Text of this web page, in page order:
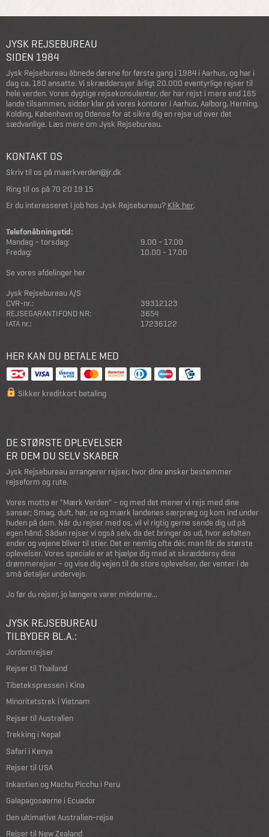
JYSK REJSEBUREAU
SIDEN 1984
Jysk Rejsebureau åbnede dørene for første gang i 1984 i Aarhus, og har i
dag ca. 180 ansatte. Vi skræddersyer årligt 20.000 eventyrlige rejser til
hele verden. Vores dygtige rejsekonsulenter, der har rejst i mere end 165
lande tilsammen, sidder klar på vores kontorer i Aarhus, Aalborg, Herning,
Kolding, København og Odense for at sikre dig en rejse ud over det
sædvanlige. Læs mere om Jysk Rejsebureau.
KONTAKT OS
Skriv til os på maerkverden@jr.dk
Ring til os på 70 20 19 15
Er du interesseret i job hos Jysk Rejsebureau? Klik her.
Telefonåbningstid:
Mandag – torsdag:
9.00 - 17.00
Fredag:
10.00 - 17.00
Se vores afdelinger her
Jysk Rejsebureau A/S
CVR-nr.:
39312123
REJSEGARANTIFOND NR:
3654
IATA nr.:
17236122
HER KAN DU BETALE MED
Sikker kreditkort betaling
DE STØRSTE OPLEVELSER
ER DEM DU SELV SKABER
Jysk Rejsebureau arrangerer rejser, hvor dine ønsker bestemmer
rejseform og rute.
Vores motto er "Mærk Verden" – og med det mener vi rejs med dine
sanser; Smag, duft, hør, se og mærk landenes særpræg og kom ind under
huden på dem. Når du rejser med os, vil vi rigtig gerne sende dig ud på
egen hånd. Sådan rejser vi også selv, da det bringer os ud, hvor asfalten
ender og vejene bliver til stier. Det er nemlig ofte dér, man får de største
oplevelser. Vores speciale er at hjælpe dig med at skræddersy dine
drømmerejser – og vise dig vejen til de store oplevelser, der venter i de
små detaljer undervejs.
Jo før du rejser, jo længere varer minderne...
JYSK REJSEBUREAU
TILBYDER BL.A.:
Jordomrejser
Rejser til Thailand
Tibetekspressen i Kina
Minoritetstrek i Vietnam
Rejser til Australien
Trekking i Nepal
Safari i Kenya
Rejser til USA
Inkastien og Machu Picchu i Peru
Galapagosøerne i Ecuador
Den ultimative Australien-rejse
Rejser til New Zealand